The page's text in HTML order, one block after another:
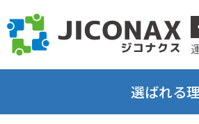
ジ
選ばれる